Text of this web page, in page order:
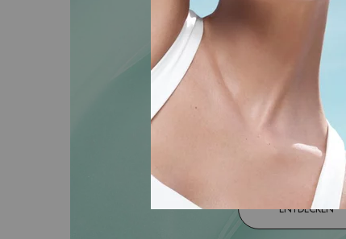
ENTDECKEN